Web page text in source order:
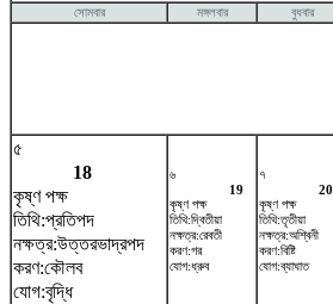
সোমবার মঙ্গলবার বুধবার
৫
18
কৃষ্ণ পক্ষ
তিথি:প্রতিপদ
নক্ষত্র:উত্তরভাদ্রপদ
করণ:কৌলব
যোগ:বৃদ্ধি
৬
19
কৃষ্ণ পক্ষ
তিথি:দ্বিতীয়া
নক্ষত্র:রেবতী
করণ:গর
যোগ:ধ্রুব
৭
20
কৃষ্ণ পক্ষ
তিথি:তৃতীয়া
নক্ষত্র:অশ্বিনী
করণ:বিষ্টি
যোগ:ব্যাঘাত